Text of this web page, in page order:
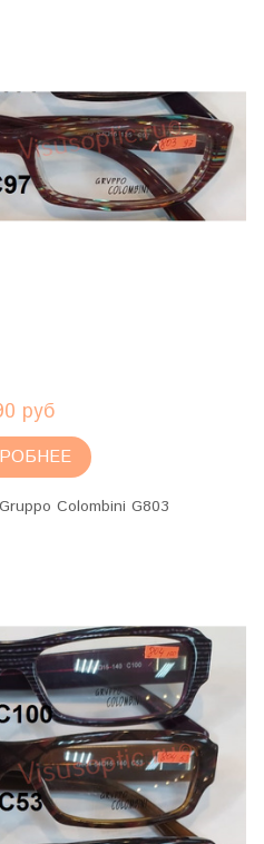
руб
Colombini G803